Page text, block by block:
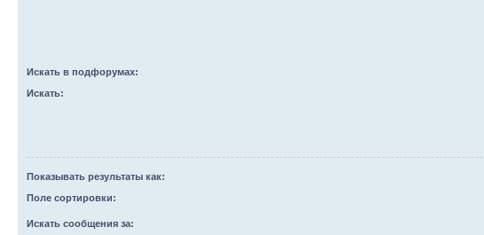
Искать в подфорумах:
Искать:
Показывать результаты как:
Поле сортировки:
Искать сообщения за: